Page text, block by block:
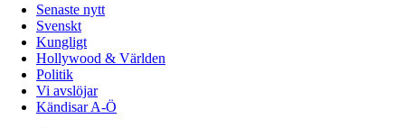
Senaste nytt
Svenskt
Kungligt
Hollywood & Världen
Politik
Vi avslöjar
Kändisar A-Ö